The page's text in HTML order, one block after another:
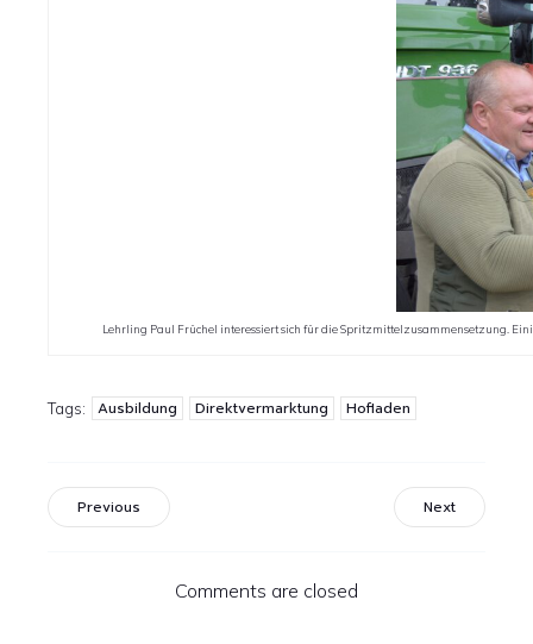
Lehrling Paul Früchel interessiert sich für die Spritzmittelzusammensetzung.
Tags: Ausbildung Direktvermarktung Hofladen
Previous Next
Comments are closed